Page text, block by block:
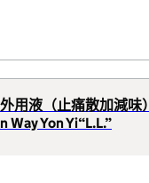
用液（止痛散加減味）
Way Yon Yi“L.L.”